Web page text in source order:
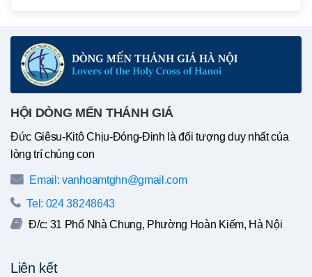
HỘI DÒNG MẾN THÁNH GIÁ
Đức Giêsu-Kitô Chịu-Đóng-Đinh là đối tượng duy nhất của
lòng trí chúng con
Email: vanhoamtghn@gmail.com
Tel: 024 38248643
Đ/c: 31 Phố Nhà Chung, Phường Hoàn Kiếm, Hà Nội
Liên kết